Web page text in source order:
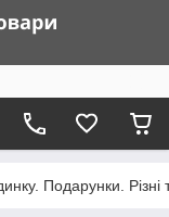
Подарунки.